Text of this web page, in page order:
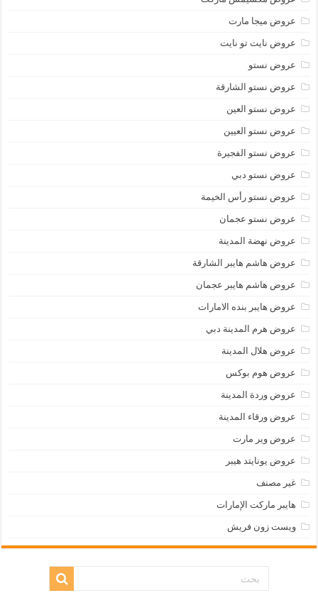
عروض ميجا مارت
عروض نايت تو نايت
عروض نستو
عروض نستو الشارقة
عروض نستو العين
عروض نستو العيين
عروض نستو الفجيرة
عروض نستو دبي
عروض نستو رأس الخيمة
عروض نستو عجمان
عروض نهضة المدينة
عروض هاشم هايبر الشارقة
عروض هاشم هايبر عجمان
عروض هايبر بنده الامارات
عروض هرم المدينة دبي
عروض هلال المدينة
عروض هوم بوكس
عروض وردة المدينة
عروض ورقاء المدينة
عروض وير مارت
عروض يونايتد هيبر
غير مصنف
هايبر ماركت الإمارات
ويست زون فريش